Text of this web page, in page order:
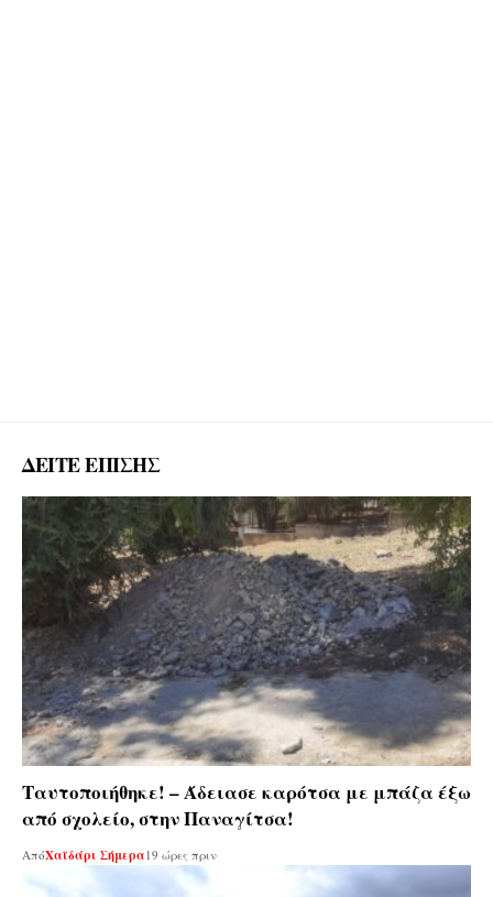
ΔΕΙΤΕ ΕΠΙΣΗΣ
Ταυτοποιήθηκε! – Άδειασε καρότσα με μπάζα έξω
από σχολείο, στην Παναγίτσα!
ΑπόΧαϊδάρι Σήμερα 19 ώρες πριν